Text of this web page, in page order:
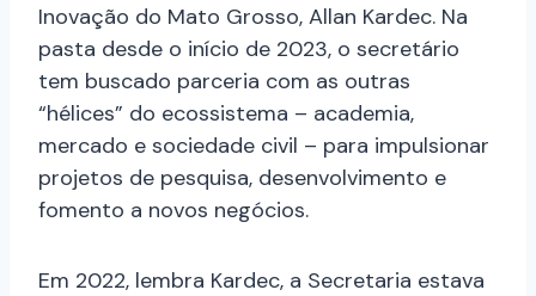
Inovação do Mato Grosso, Allan Kardec. Na
pasta desde o início de 2023, o secretário
tem buscado parceria com as outras
“hélices” do ecossistema – academia,
mercado e sociedade civil – para impulsionar
projetos de pesquisa, desenvolvimento e
fomento a novos negócios.
Em 2022, lembra Kardec, a Secretaria estava